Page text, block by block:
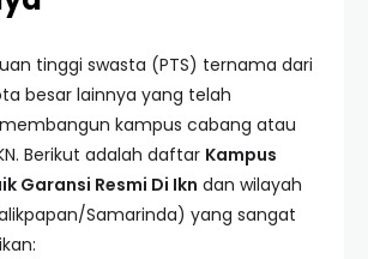
tinggi swasta (PTS) ternama dari
besar lainnya yang telah
kampus cabang atau
Berikut adalah daftar Kampus
Garansi Resmi Di Ikn dan wilayah
Samarinda) yang sangat